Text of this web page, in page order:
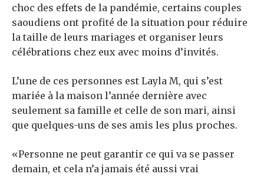
choc des effets de la pandémie, certains couples
saoudiens ont profité de la situation pour réduire
la taille de leurs mariages et organiser leurs
célébrations chez eux avec moins d’invités.
L’une de ces personnes est Layla M, qui s’est
mariée à la maison l’année dernière avec
seulement sa famille et celle de son mari, ainsi
que quelques-uns de ses amis les plus proches.
«Personne ne peut garantir ce qui va se passer
demain, et cela n’a jamais été aussi vrai